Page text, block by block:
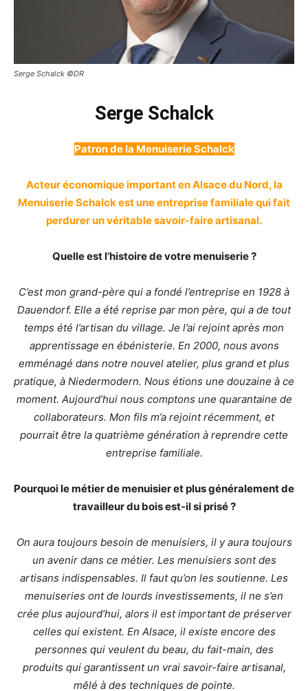
Serge Schalck ©DR
Serge Schalck
Patron de la Menuiserie Schalck
Acteur économique important en Alsace du Nord, la
Menuiserie Schalck est une entreprise familiale qui fait
perdurer un véritable savoir-faire artisanal.
Quelle est l’histoire de votre menuiserie ?
C’est mon grand-père qui a fondé l’entreprise en 1928 à
Dauendorf. Elle a été reprise par mon père, qui a de tout
temps été l’artisan du village. Je l’ai rejoint après mon
apprentissage en ébénisterie. En 2000, nous avons
emménagé dans notre nouvel atelier, plus grand et plus
pratique, à Niedermodern. Nous étions une douzaine à ce
moment. Aujourd’hui nous comptons une quarantaine de
collaborateurs. Mon fils m’a rejoint récemment, et
pourrait être la quatrième génération à reprendre cette
entreprise familiale.
Pourquoi le métier de menuisier et plus généralement de
travailleur du bois est-il si prisé ?
On aura toujours besoin de menuisiers, il y aura toujours
un avenir dans ce métier. Les menuisiers sont des
artisans indispensables. Il faut qu’on les soutienne. Les
menuiseries ont de lourds investissements, il ne s’en
crée plus aujourd’hui, alors il est important de préserver
celles qui existent. En Alsace, il existe encore des
personnes qui veulent du beau, du fait-main, des
produits qui garantissent un vrai savoir-faire artisanal,
mêlé à des techniques de pointe.